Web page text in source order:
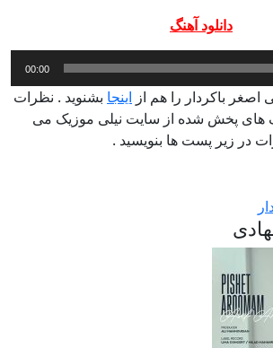
دانلود آهنگ
00:00
اصغر باکردار را هم از اینجا بشنوید . نظرات
های پخش شده از سایت نیلی موزیک می
در زیر پست ها بنویسید .